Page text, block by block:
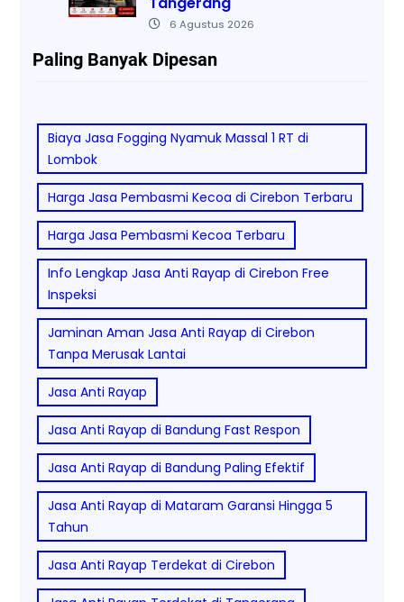
6 Agustus 2026
Paling Banyak Dipesan
Biaya Jasa Fogging Nyamuk Massal 1 RT di
Lombok
Harga Jasa Pembasmi Kecoa di Cirebon Terbaru
Harga Jasa Pembasmi Kecoa Terbaru
Info Lengkap Jasa Anti Rayap di Cirebon Free
Inspeksi
Jaminan Aman Jasa Anti Rayap di Cirebon
Tanpa Merusak Lantai
Jasa Anti Rayap
Jasa Anti Rayap di Bandung Fast Respon
Jasa Anti Rayap di Bandung Paling Efektif
Jasa Anti Rayap di Mataram Garansi Hingga 5
Tahun
Jasa Anti Rayap Terdekat di Cirebon